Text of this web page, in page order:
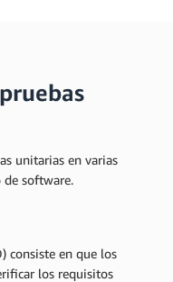
unitarias en varias
de software.
consiste en que los
los requisitos